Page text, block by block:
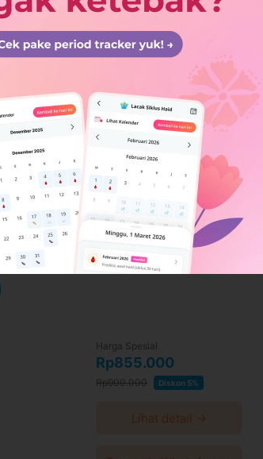
Tabanan, Bali 82111
terkonfirmasi
jam sebelum waktu treatment
kebijakandi halaman ini
pemberitahuan dan berlaku
biaya pemeliharaan platform.
Harga Spesial
Rp855.000
Rp900.000 Diskon 5%
Lihat detail →